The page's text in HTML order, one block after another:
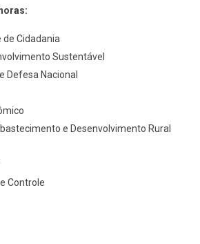
Cidadania
Sustentável
Defesa Nacional
e Desenvolvimento Rural
Controle